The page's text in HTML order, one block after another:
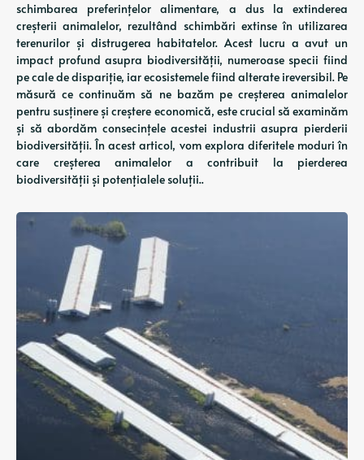
schimbarea preferințelor alimentare, a dus la extinderea
creșterii animalelor, rezultând schimbări extinse în utilizarea
terenurilor și distrugerea habitatelor. Acest lucru a avut un
impact profund asupra biodiversității, numeroase specii fiind
pe cale de dispariție, iar ecosistemele fiind alterate ireversibil. Pe
măsură ce continuăm să ne bazăm pe creșterea animalelor
pentru susținere și creștere economică, este crucial să examinăm
și să abordăm consecințele acestei industrii asupra pierderii
biodiversității. În acest articol, vom explora diferitele moduri în
care creșterea animalelor a contribuit la pierderea
biodiversității și potențialele soluții..